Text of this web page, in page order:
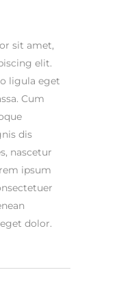
sit amet,
elit.
ligula eget
Cum
dis
nascetur
ipsum
dolor.